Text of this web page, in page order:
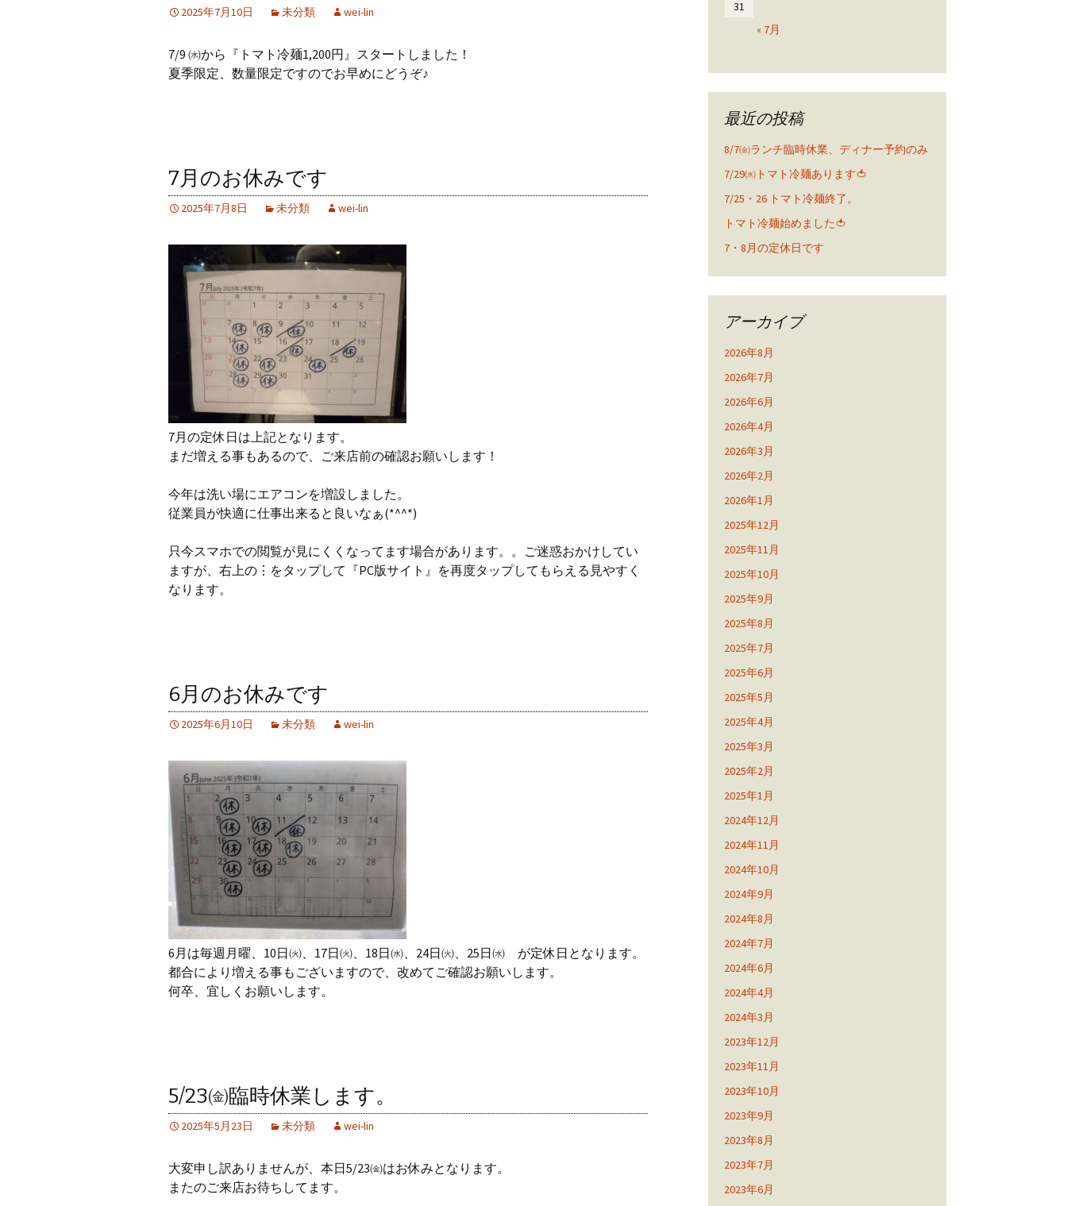
2025年7月10日 未分類 wei-lin
7/9 ㈬から『トマト冷麺1,200円』スタートしました！
夏季限定、数量限定ですのでお早めにどうぞ♪
7月のお休みです
2025年7月8日 未分類 wei-lin
7月の定休日は上記となります。
まだ増える事もあるので、ご来店前の確認お願いします！
今年は洗い場にエアコンを増設しました。
従業員が快適に仕事出来ると良いなぁ(*^^*)
只今スマホでの閲覧が見にくくなってます場合があります。。ご迷惑おかけしてい
ますが、右上の⋮をタップして『PC版サイト』を再度タップしてもらえる見やすく
なります。
6月のお休みです
2025年6月10日 未分類 wei-lin
6月は毎週月曜、10日㈫、17日㈫、18日㈬、24日㈫、25日㈬ が定休日となります。
都合により増える事もございますので、改めてご確認お願いします。
何卒、宜しくお願いします。
5/23㈮臨時休業します。
2025年5月23日 未分類 wei-lin
大変申し訳ありませんが、本日5/23㈮はお休みとなります。
またのご来店お待ちしてます。
« 7月
31
最近の投稿
8/7㈮ランチ臨時休業、ディナー予約のみ
7/29㈬トマト冷麺あります🍅
7/25・26 トマト冷麺終了。
トマト冷麺始めました🍅
7・8月の定休日です
アーカイブ
2026年8月
2026年7月
2026年6月
2026年4月
2026年3月
2026年2月
2026年1月
2025年12月
2025年11月
2025年10月
2025年9月
2025年8月
2025年7月
2025年6月
2025年5月
2025年4月
2025年3月
2025年2月
2025年1月
2024年12月
2024年11月
2024年10月
2024年9月
2024年8月
2024年7月
2024年6月
2024年4月
2024年3月
2023年12月
2023年11月
2023年10月
2023年9月
2023年8月
2023年7月
2023年6月